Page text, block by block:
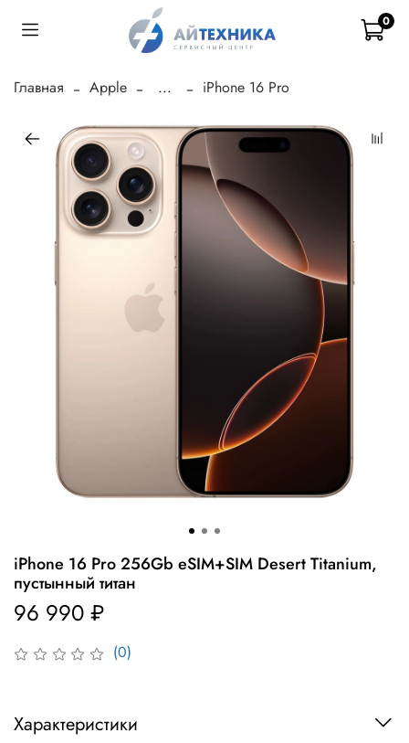
0
Главная Apple ... iPhone 16 Pro
(0)
iPhone 16 Pro 256Gb eSIM+SIM Desert Titanium,
пустынный титан
96 990 ₽
Характеристики